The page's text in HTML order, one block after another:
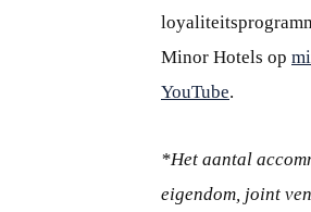
Minor Hotels op
YouTube.
*Het aantal
eigendom, joint